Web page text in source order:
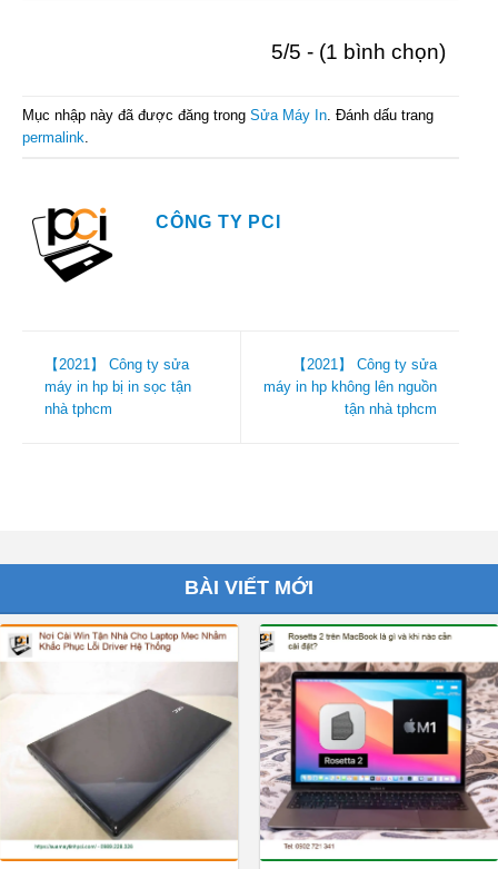
5/5 - (1 bình chọn)
Mục nhập này đã được đăng trong Sửa Máy In . Đánh dấu trang
permalink
CÔNG TY PCI
【2021】 Công ty sửa
máy in hp bị in sọc tận
nhà tphcm
【2021】 Công ty sửa
máy in hp không lên nguồn
tận nhà tphcm
BÀI VIẾT MỚI